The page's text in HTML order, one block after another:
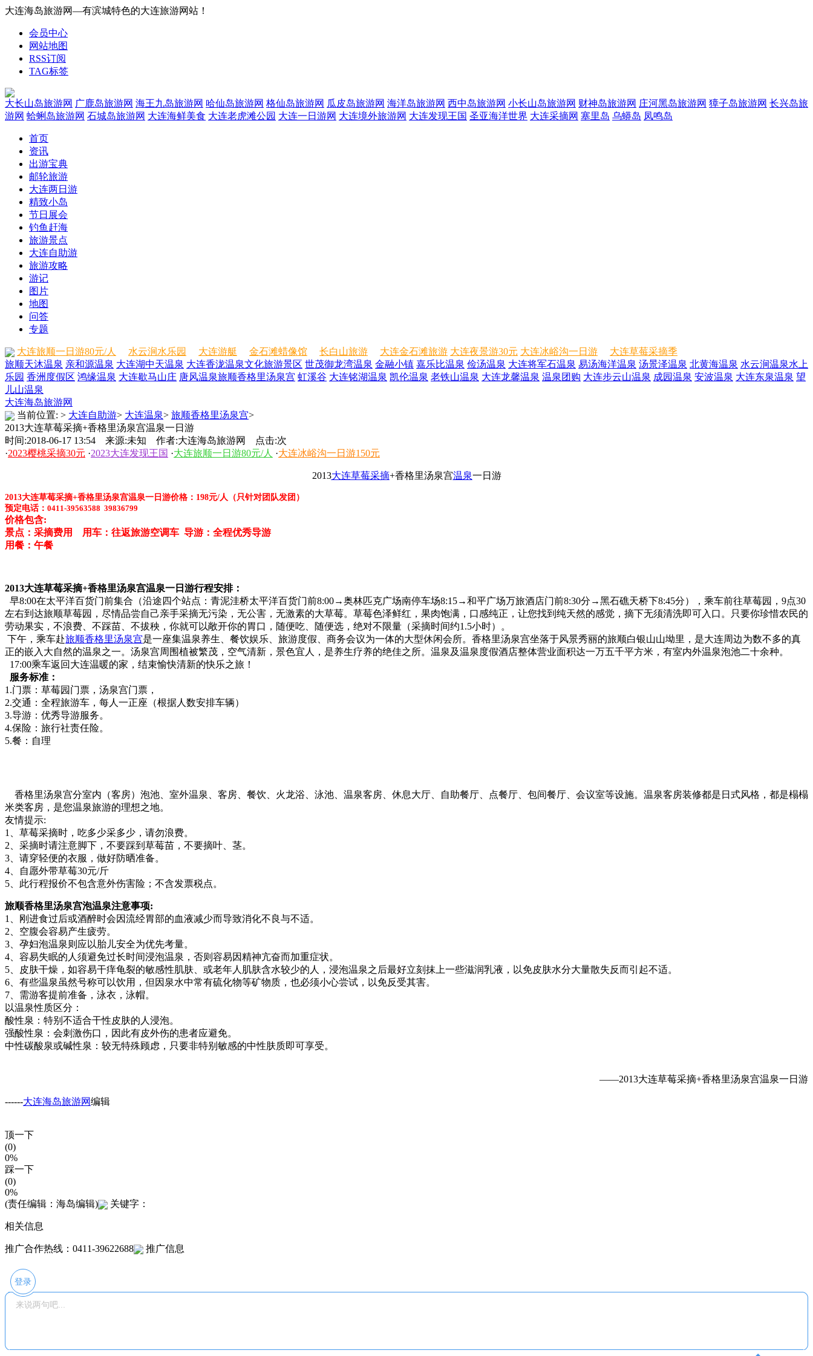
大连海岛旅游网—有滨城特色的大连旅游网站！
会员中心
网站地图
RSS订阅
TAG标签
大长山岛旅游网 广鹿岛旅游网 海王九岛旅游网 哈仙岛旅游网 格仙岛旅游网 瓜皮岛旅游网 海洋岛旅游网 西中岛旅游网 小长山岛旅游网 财神岛旅游网 庄河黑岛旅游网 獐子岛旅游网 长兴岛旅
游网 蛤蜊岛旅游网 石城岛旅游网 大连海鲜美食 大连老虎滩公园 大连一日游网 大连境外旅游网 大连发现王国 圣亚海洋世界 大连采摘网 塞里岛 乌蟒岛 凤鸣岛
首页
资讯
出游宝典
邮轮旅游
大连两日游
精致小岛
节日展会
钓鱼赶海
旅游景点
大连自助游
旅游攻略
游记
图片
地图
问答
专题
大连旅顺一日游80元/人 水云涧水乐园 大连游艇 金石滩蜡像馆 长白山旅游 大连金石滩旅游 大连夜景游30元 大连冰峪沟一日游
大连草莓采摘季
旅顺天沐温泉 亲和源温泉 大连湖中天温泉 大连香泷温泉文化旅游景区 世茂御龙湾温泉 金融小镇 嘉乐比温泉 俭汤温泉 大连将军石温泉 易汤海洋温泉 汤景泽温泉 北黄海温泉 水云涧温泉水上
乐园 香洲度假区 鸿缘温泉 大连歇马山庄 唐风温泉旅顺香格里汤泉宫 虹溪谷 大连铭湖温泉 凯伦温泉 老铁山温泉 大连龙馨温泉 温泉团购 大连步云山温泉 成园温泉 安波温泉 大连东泉温泉 望
儿山温泉
大连海岛旅游网
当前位置: > 大连自助游> 大连温泉> 旅顺香格里汤泉宫>
2013大连草莓采摘+香格里汤泉宫温泉一日游
时间:2018-06-17 13:54 来源:未知 作者:大连海岛旅游网 点击:次
·2023樱桃采摘30元 ·2023大连发现王国 ·大连旅顺一日游80元/人 ·大连冰峪沟一日游150元
2013大连草莓采摘+香格里汤泉宫温泉一日游
2013大连草莓采摘+香格里汤泉宫温泉一日游价格：198元/人（只针对团队发团）
预定电话： 0411-39563588 39836799
价格包含:
景点：采摘费用 用车：往返旅游空调车 导游：全程优秀导游
用餐：午餐
2013大连草莓采摘+香格里汤泉宫温泉一日游行程安排：
早8:00在太平洋百货门前集合（沿途四个站点：青泥洼桥太平洋百货门前8:00→奥林匹克广场南停车场8:15→和平广场万旅酒店门前8:30分→黑石礁天桥下8:45分），乘车前往草莓园，9点30
左右到达旅顺草莓园，尽情品尝自己亲手采摘无污染，无公害，无激素的大草莓。草莓色泽鲜红，果肉饱满，口感纯正，让您找到纯天然的感觉，摘下无须清洗即可入口。只要你珍惜农民的
劳动果实，不浪费、不踩苗、不拔秧，你就可以敞开你的胃口，随便吃、随便选，绝对不限量（采摘时间约1.5小时）。
下午，乘车赴旅顺香格里汤泉宫是一座集温泉养生、餐饮娱乐、旅游度假、商务会议为一体的大型休闲会所。香格里汤泉宫坐落于风景秀丽的旅顺白银山山坳里，是大连周边为数不多的真
正的嵌入大自然的温泉之一。汤泉宫周围植被繁茂，空气清新，景色宜人，是养生疗养的绝佳之所。温泉及温泉度假酒店整体营业面积达一万五千平方米，有室内外温泉泡池二十余种。
17:00乘车返回大连温暖的家，结束愉快清新的快乐之旅！
服务标准：
1.门票：草莓园门票，汤泉宫门票，
2.交通：全程旅游车，每人一正座（根据人数安排车辆）
3.导游：优秀导游服务。
4.保险：旅行社责任险。
5.餐：自理
香格里汤泉宫分室内（客房）泡池、室外温泉、客房、餐饮、火龙浴、泳池、温泉客房、休息大厅、自助餐厅、点餐厅、包间餐厅、会议室等设施。温泉客房装修都是日式风格，都是榻榻
米类客房，是您温泉旅游的理想之地。
友情提示:
1、草莓采摘时，吃多少采多少，请勿浪费。
2、采摘时请注意脚下，不要踩到草莓苗，不要摘叶、茎。
3、请穿轻便的衣服，做好防晒准备。
4、自愿外带草莓30元/斤
5、此行程报价不包含意外伤害险；不含发票税点。
旅顺香格里汤泉宫泡温泉注意事项:
1、刚进食过后或酒醉时会因流经胃部的血液减少而导致消化不良与不适。
2、空腹会容易产生疲劳。
3、孕妇泡温泉则应以胎儿安全为优先考量。
4、容易失眠的人须避免过长时间浸泡温泉，否则容易因精神亢奋而加重症状。
5、皮肤干燥，如容易干痒龟裂的敏感性肌肤、或老年人肌肤含水较少的人，浸泡温泉之后最好立刻抹上一些滋润乳液，以免皮肤水分大量散失反而引起不适。
6、有些温泉虽然号称可以饮用，但因泉水中常有硫化物等矿物质，也必须小心尝试，以免反受其害。
7、需游客提前准备，泳衣，泳帽。
以温泉性质区分：
酸性泉：特别不适合干性皮肤的人浸泡。
强酸性泉：会刺激伤口，因此有皮外伤的患者应避免。
中性碳酸泉或碱性泉：较无特殊顾虑，只要非特别敏感的中性肤质即可享受。
——2013大连草莓采摘+香格里汤泉宫温泉一日游
------大连海岛旅游网编辑
顶一下
(0)
0%
踩一下
(0)
0%
(责任编辑：海岛编辑)
关键字：
相关信息
推广合作热线：0411-39622688 推广信息
登录